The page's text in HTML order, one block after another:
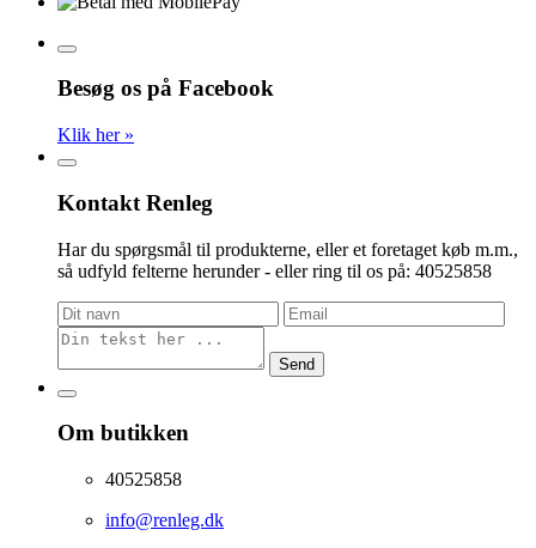
Besøg os på Facebook
Klik her »
Kontakt Renleg
Har du spørgsmål til produkterne, eller et foretaget køb m.m.,
så udfyld felterne herunder - eller ring til os på: 40525858
Send
Om butikken
40525858
info@renleg.dk